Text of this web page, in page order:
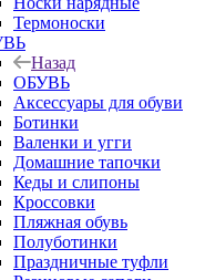
Термоноски
Назад
ОБУВЬ
Аксессуары для обуви
Ботинки
Валенки и угги
Домашние тапочки
Кеды и слипоны
Кроссовки
Пляжная обувь
Полуботинки
Праздничные туфли